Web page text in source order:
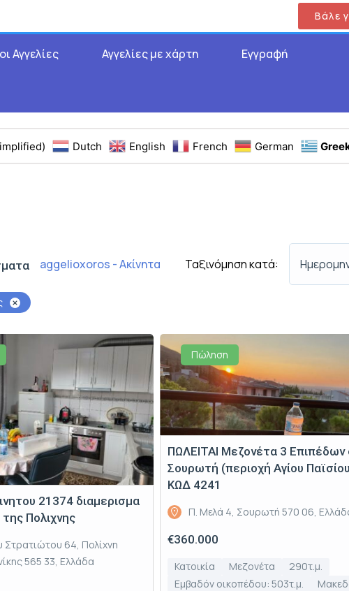
Βάλε
Αγγελίες Αγγελίες με χάρτη Εγγραφή
Dutch English French German
aggelioxoros - Ακίνητα Ταξινόμηση κατά:
21374 διαμερισμα
Πολιχνης
Στρατιώτου 64, Πολίχνη
565 33, Ελλάδα
Πώληση
ΠΩΛΕΙΤΑΙ Μεζονέτα 3 Επιπέδων
Σουρωτή (περιοχή Αγίου
ΚΩΔ 4241
Π. Μελά 4, Σουρωτή 570 06,
€360.000
Κατοικία Μεζονέτα
290τ.μ.
Εμβαδόν οικοπέδου: 503τ.μ.